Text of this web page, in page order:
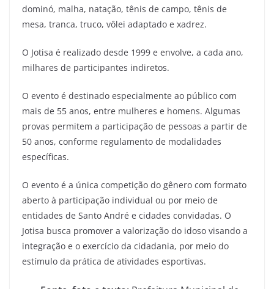
dominó, malha, natação, tênis de campo, tênis de
mesa, tranca, truco, vôlei adaptado e xadrez.
O Jotisa é realizado desde 1999 e envolve, a cada ano,
milhares de participantes indiretos.
O evento é destinado especialmente ao público com
mais de 55 anos, entre mulheres e homens. Algumas
provas permitem a participação de pessoas a partir de
50 anos, conforme regulamento de modalidades
específicas.
O evento é a única competição do gênero com formato
aberto à participação individual ou por meio de
entidades de Santo André e cidades convidadas. O
Jotisa busca promover a valorização do idoso visando a
integração e o exercício da cidadania, por meio do
estímulo da prática de atividades esportivas.